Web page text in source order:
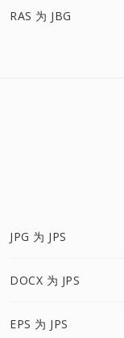
RAS 为 JBG
JPG 为 JPS
DOCX 为 JPS
EPS 为 JPS